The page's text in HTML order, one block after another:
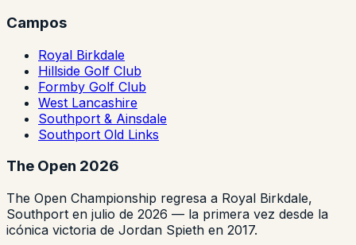
Campos
Royal Birkdale
Hillside Golf Club
Formby Golf Club
West Lancashire
Southport & Ainsdale
Southport Old Links
The Open 2026
The Open Championship regresa a Royal Birkdale,
Southport en julio de 2026 — la primera vez desde la
icónica victoria de Jordan Spieth en 2017.